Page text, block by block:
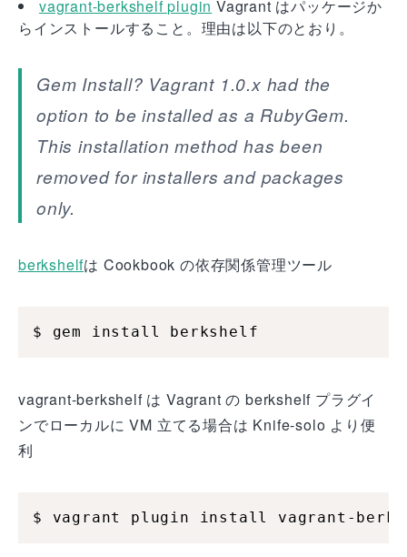
vagrant-berkshelf plugin Vagrant はパッケージか
らインストールすること。理由は以下のとおり。
Gem Install? Vagrant 1.0.x had the
option to be installed as a RubyGem.
This installation method has been
removed for installers and packages
only.
berkshelfは Cookbook の依存関係管理ツール
$ gem install berkshelf
vagrant-berkshelf は Vagrant の berkshelf プラグイ
ンでローカルに VM 立てる場合は Knife-solo より便
利
$ vagrant plugin install vagrant-